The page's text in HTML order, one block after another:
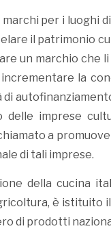
per i luoghi
il patrimonio
un marchio che
la
delle imprese
a
di tali imprese.
della cucina
è istituito
di prodotti